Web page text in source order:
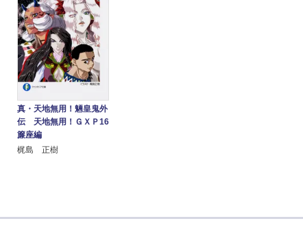
真・天地無用！魎皇鬼外
伝 天地無用！ＧＸＰ16
簾座編
梶島 正樹